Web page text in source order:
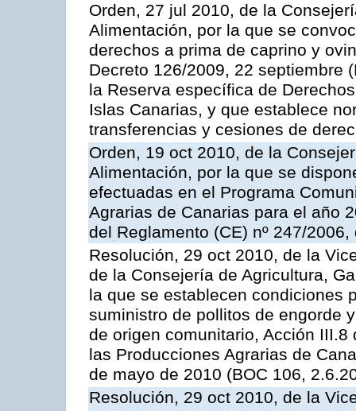
Orden, 27 jul 2010, de la
Alimentación, por la que se
derechos a prima de caprino y
Decreto 126/2009, 22 septiembre
la Reserva específica de
Islas Canarias, y que establece
transferencias y cesiones de
Orden, 19 oct 2010, de la
Alimentación, por la que se
efectuadas en el Programa
Agrarias de Canarias para el año
del Reglamento (CE) nº 247/
Resolución, 29 oct 2010, de la
de la Consejería de Agricultura,
la que se establecen condiciones
suministro de pollitos de engorde
de origen comunitario, Acción
las Producciones Agrarias de
de mayo de 2010 (BOC 106,
Resolución, 29 oct 2010, de la